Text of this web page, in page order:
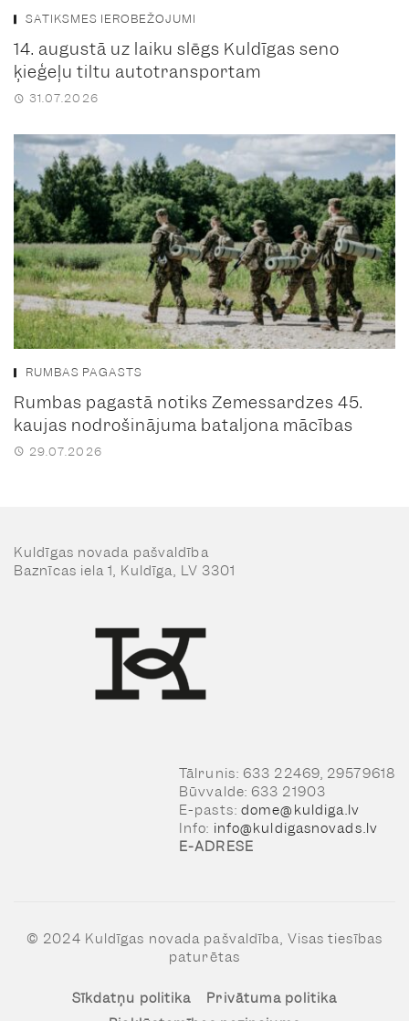
SATIKSMES IEROBEŽOJUMI
14. augustā uz laiku slēgs Kuldīgas seno
ķieģeļu tiltu autotransportam
31.07.2026
RUMBAS PAGASTS
Rumbas pagastā notiks Zemessardzes 45.
kaujas nodrošinājuma bataljona mācības
29.07.2026
Kuldīgas novada pašvaldība
Baznīcas iela 1, Kuldīga, LV 3301
Tālrunis: 633 22469, 29579618
Būvvalde: 633 21903
E-pasts: dome@kuldiga.lv
Info: info@kuldigasnovads.lv
E-ADRESE
© 2024 Kuldīgas novada pašvaldība, Visas tiesības
paturētas
Sīkdatņu politika
Privātuma politika